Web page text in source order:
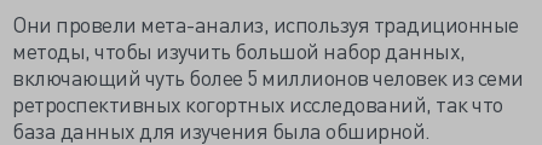
Они провели мета-анализ, используя традиционные
методы, чтобы изучить большой набор данных,
включающий чуть более 5 миллионов человек из семи
ретроспективных когортных исследований, так что
база данных для изучения была обширной.